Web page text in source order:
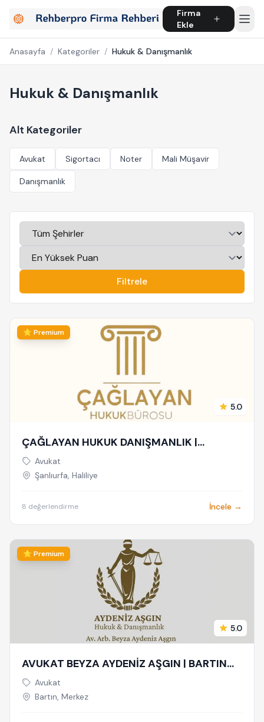
Firma
Ekle
Anasayfa / Kategoriler / Hukuk & Danışmanlık
Hukuk & Danışmanlık
Alt Kategoriler
Avukat Sigortacı Noter Mali Müşavir
Danışmanlık
Filtrele
⭐ Premium
5.0
ÇAĞLAYAN HUKUK DANIŞMANLIK |
ŞANLIURFA AVUKAT
Avukat
Şanlıurfa, Haliliye
8 değerlendirme İncele →
⭐ Premium
5.0
AVUKAT BEYZA AYDENİZ AŞGIN | BARTIN
AVUKAT | HUKUK VE ARABULUCULUK
BÜROSU - AİLE, CEZA, İŞ HUKUKU,
Avukat
Bartın, Merkez